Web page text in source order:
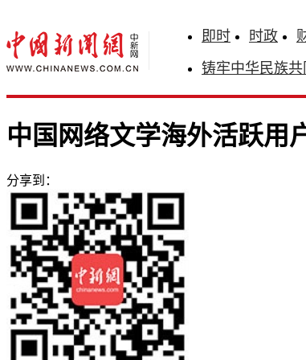
即时 时政
铸牢中华民族
中国网络文学海外活跃用
分享到：